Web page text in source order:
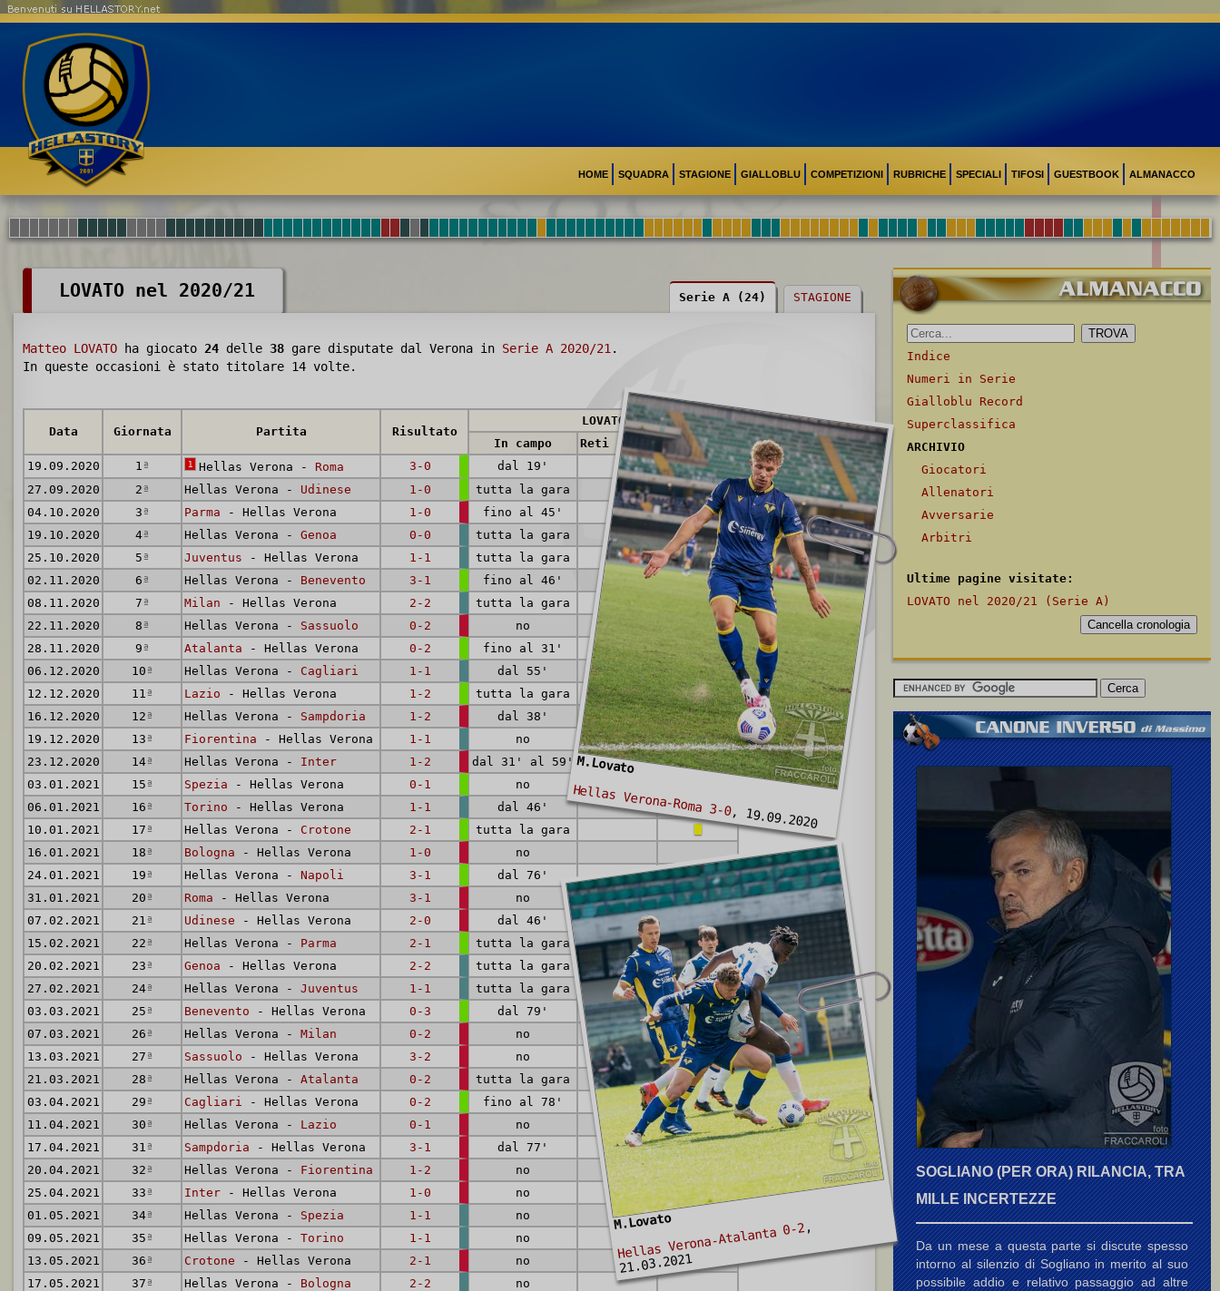
HOME SQUADRA STAGIONE GIALLOBLU COMPETIZIONI RUBRICHE SPECIALI TIFOSI GUESTBOOK ALMANACCO
Benvenuti su HELLASTORY.net
LOVATO nel 2020/21 Serie A (24) STAGIONE
M.Lovato
Hellas Verona-Roma 3-0, 19.09.2020
M.Lovato
Hellas Verona-Atalanta 0-2 ,
21.03.2021
Matteo LOVATO ha giocato 24 delle 38 gare disputate dal Verona in Serie A 2020/21 .
In queste occasioni è stato titolare 14 volte.
Data Giornata Partita Risultato
LOVATO
In campo
Cartellini
19.09.2020
1 ª 1 Hellas Verona - Roma 3-0
dal 19'
27.09.2020
2 ª Hellas Verona - Udinese 1-0
tutta la gara
04.10.2020
3 ª Parma - Hellas Verona 1-0
fino al 45'
19.10.2020
4ª Hellas Verona - Genoa 0-0
tutta la gara
25.10.2020
5 ª Juventus - Hellas Verona 1-1
tutta la gara
02.11.2020
6 ª Hellas Verona - Benevento 3-1
fino al 46'
08.11.2020
7 ª Milan - Hellas Verona 2-2
tutta la gara
22.11.2020
8 ª Hellas Verona - Sassuolo 0-2
no
28.11.2020
9 ª Atalanta - Hellas Verona 0-2
fino al 31'
06.12.2020
10 ª Hellas Verona - Cagliari 1-1
dal 55'
12.12.2020
11 ª Lazio - Hellas Verona 1-2
tutta la gara
16.12.2020
12 ª Hellas Verona - Sampdoria 1-2
dal 38'
19.12.2020
13 ª Fiorentina - Hellas Verona 1-1
no
23.12.2020
14ª Hellas Verona - Inter 1-2
dal 31' al 59'
03.01.2021
15 ª Spezia - Hellas Verona 0-1
no
06.01.2021
16 ª Torino - Hellas Verona 1-1
dal 46'
10.01.2021
17 ª Hellas Verona - Crotone 2-1
tutta la gara
16.01.2021
18 ª Bologna - Hellas Verona 1-0
no
24.01.2021
19 ª Hellas Verona - Napoli 3-1
dal 76'
31.01.2021
20 ª Roma - Hellas Verona 3-1
no
07.02.2021
21 ª Udinese - Hellas Verona 2-0
dal 46'
15.02.2021
22 ª Hellas Verona - Parma 2-1
tutta la gara
20.02.2021
23 ª Genoa - Hellas Verona 2-2
tutta la gara
27.02.2021
24ª Hellas Verona - Juventus 1-1
tutta la gara
03.03.2021
25 ª Benevento - Hellas Verona 0-3
dal 79'
07.03.2021
26 ª Hellas Verona - Milan 0-2
no
13.03.2021
27 ª Sassuolo - Hellas Verona 3-2
no
21.03.2021
28 ª Hellas Verona - Atalanta 0-2
tutta la gara
03.04.2021
29 ª Cagliari - Hellas Verona 0-2
fino al 78'
11.04.2021
30 ª Hellas Verona - Lazio 0-1
no
17.04.2021
31 ª Sampdoria - Hellas Verona 3-1
dal 77'
20.04.2021
32 ª Hellas Verona - Fiorentina 1-2
no
25.04.2021
33 ª Inter - Hellas Verona 1-0
no
01.05.2021
34ª Hellas Verona - Spezia 1-1
no
09.05.2021
35 ª Hellas Verona - Torino 1-1
no
13.05.2021
36 ª Crotone - Hellas Verona 2-1
no
17.05.2021
37 ª Hellas Verona - Bologna 2-2
no
Indice
Numeri in Serie
Gialloblu Record
Superclassifica
ARCHIVIO
Giocatori
Allenatori
Avversarie
Arbitri
Ultime pagine visitate:
LOVATO nel 2020/21 (Serie A)
SOGLIANO (PER ORA) RILANCIA, TRA
MILLE INCERTEZZE
Da un mese a questa parte si discute spesso
intorno al silenzio di Sogliano in merito al suo
possibile addio e relativo passaggio ad altre